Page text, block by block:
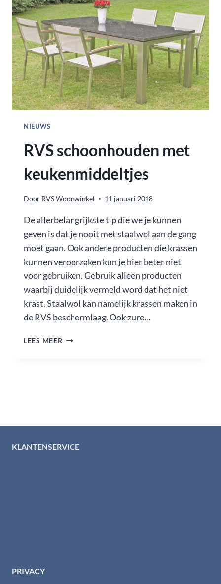
KIEZEN
VAN
RVS
NIEUWS
RVS schoonhouden met
keukenmiddeltjes
Door RVS Woonwinkel 11 januari 2018
De allerbelangrijkste tip die we je kunnen
geven is dat je nooit met staalwol aan de gang
moet gaan. Ook andere producten die krassen
kunnen veroorzaken kun je hier beter niet
voor gebruiken. Gebruik alleen producten
waarbij duidelijk vermeld word dat het niet
krast. Staalwol kan namelijk krassen maken in
de RVS beschermlaag. Ook zure…
LEES MEER RVS
KLANTENSERVICE
PRIVACY